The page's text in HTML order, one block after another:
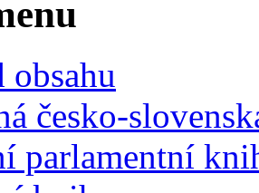
obsahu
česko-
parlamentní